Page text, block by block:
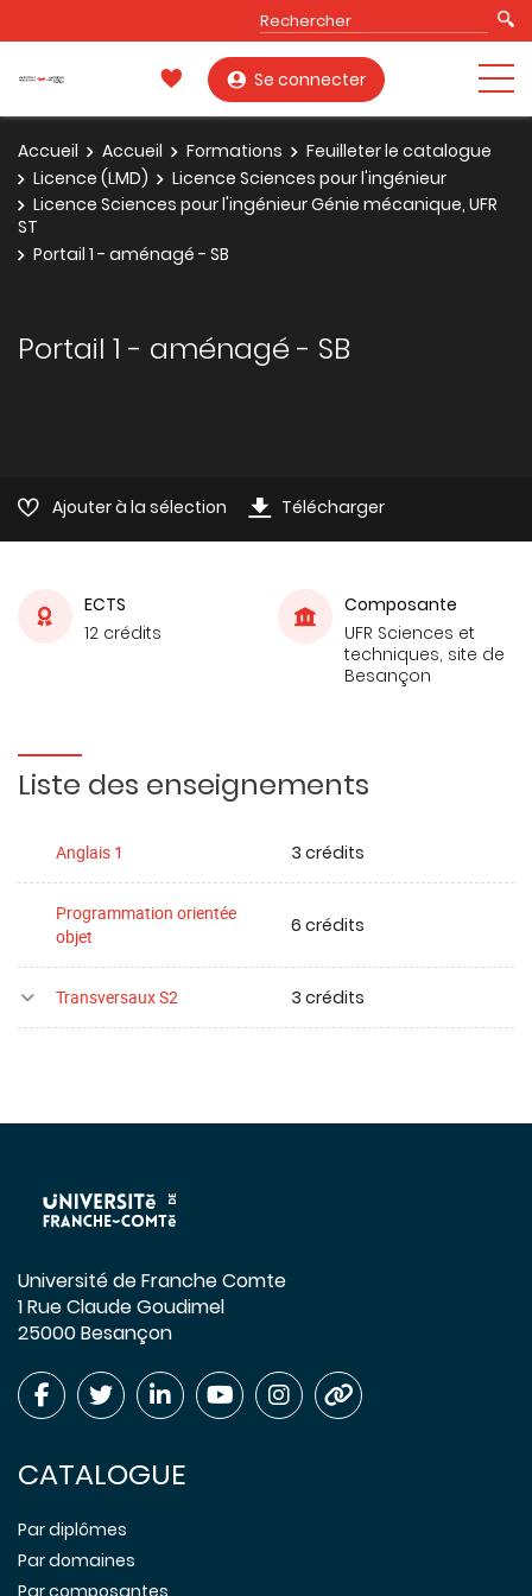
Se connecter
Accueil Accueil Formations
Feuilleter le catalogue
Licence (LMD)
Licence Sciences pour l'ingénieur
Licence Sciences pour l'ingénieur Génie mécanique, UFR
ST
Portail 1 - aménagé - SB
Portail 1 - aménagé - SB
Ajouter à la sélection Télécharger
ECTS
12 crédits
Composante
UFR Sciences et
techniques, site de
Besançon
Liste des enseignements
Anglais 1 3 crédits
Programmation orientée
objet
6 crédits
Transversaux S2 3 crédits
Université de Franche Comte
1 Rue Claude Goudimel
25000 Besançon
CATALOGUE
Par diplômes
Par domaines
Par composantes